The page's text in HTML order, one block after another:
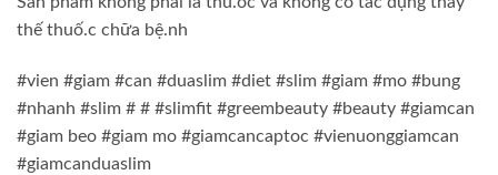
thế thuố.c chữa bệ.nh
#vien #giam #can #duaslim #diet #slim #giam #mo #bung
#nhanh #slim # # #slimfit #greembeauty #beauty #giamcan
#giam beo #giam mo #giamcancaptoc #vienuonggiamcan
#giamcanduaslim